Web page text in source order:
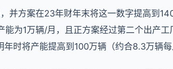
并方案在23年财年末将这一数字提高到
为1万辆/月，且正方案经过第二个出产
时将产能提高到100万辆（约合8.3万辆每